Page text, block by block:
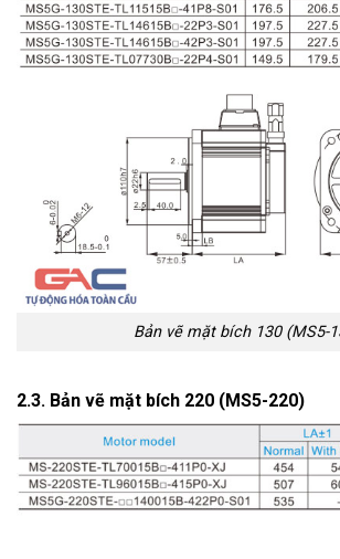
Bản vẽ mặt bích 130 (MS5-
2.3. Bản vẽ mặt bích 220 (MS5-220)